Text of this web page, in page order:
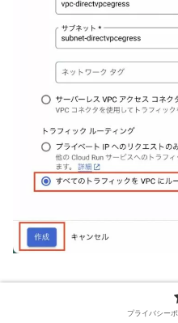
正常にコンテナがデプロイ
プライバシー